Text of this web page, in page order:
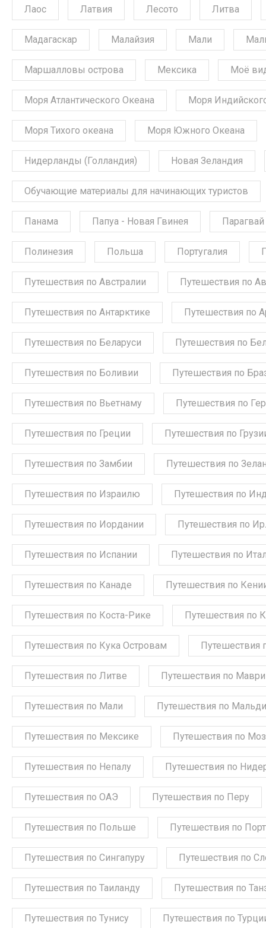
Лаос Латвия Лесото Литва
Мадагаскар Малайзия Мали
Маршалловы острова Мексика Моё
Моря Атлантического Океана Моря
Моря Тихого океана Моря Южного Океана
Нидерланды (Голландия) Новая Зеландия
Обучающие материалы для начинающих туристов
Панама Папуа - Новая Гвинея Парагвай
Полинезия Польша Португалия
Путешествия по Австралии Путешествия по
Путешествия по Антарктике Путешествия по
Путешествия по Беларуси Путешествия по
Путешествия по Боливии Путешествия по
Путешествия по Вьетнаму Путешествия по
Путешествия по Греции Путешествия по
Путешествия по Замбии Путешествия по
Путешествия по Израилю Путешествия по
Путешествия по Иордании Путешествия по
Путешествия по Испании Путешествия по
Путешествия по Канаде Путешествия по
Путешествия по Коста-Рике Путешествия по
Путешествия по Кука Островам Путешествия
Путешествия по Литве Путешествия по
Путешествия по Мали Путешествия по
Путешествия по Мексике Путешествия по
Путешествия по Непалу Путешествия по
Путешествия по ОАЭ Путешествия по Перу
Путешествия по Польше Путешествия по
Путешествия по Сингапуру Путешествия по
Путешествия по Таиланду Путешествия по
Путешествия по Тунису Путешествия по